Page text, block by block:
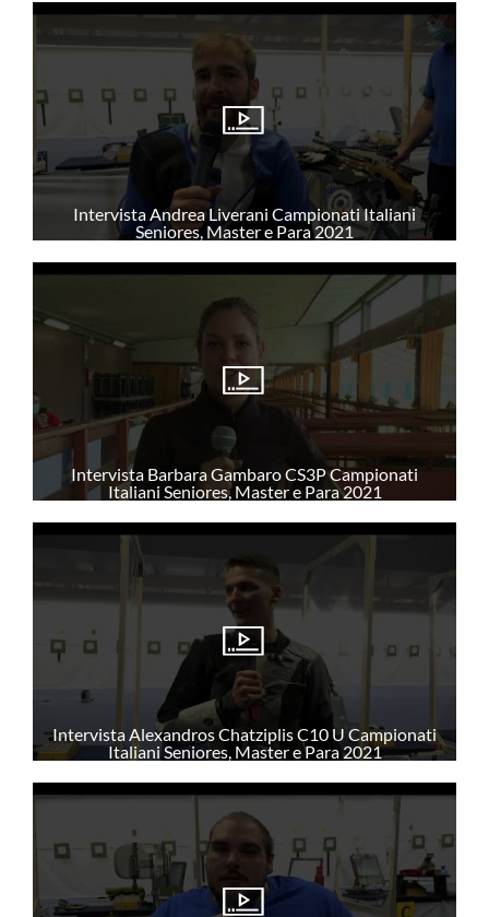
ACCESSO RISERVATO TESSERAMENTO UITS
ANTIDOPING
PUBBLICITÀ LEGALE
DOCUMENTI
COMUNICAZIONE
PARALIMPICI
AMMINISTRAZIONE TRASPARENTE
ALBO FORNITORI
Intervista Andrea Liverani Campionati Italiani
Seniores, Master e Para 2021
Intervista Barbara Gambaro CS3P Campionati
Italiani Seniores, Master e Para 2021
Intervista Alexandros Chatziplis C10 U Campionati
Italiani Seniores, Master e Para 2021